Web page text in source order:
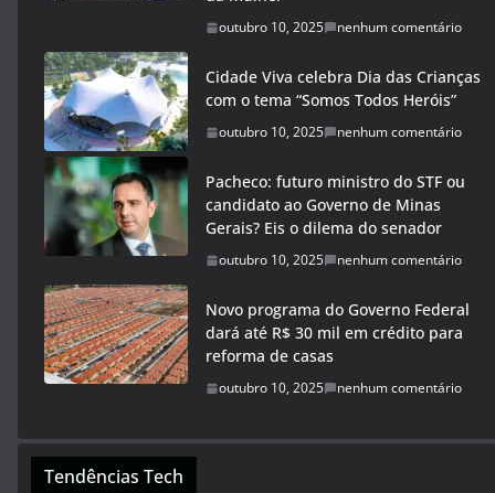
outubro 10, 2025 nenhum comentário
Cidade Viva celebra Dia das Crianças
com o tema “Somos Todos Heróis”
outubro 10, 2025 nenhum comentário
Pacheco: futuro ministro do STF ou
candidato ao Governo de Minas
Gerais? Eis o dilema do senador
outubro 10, 2025 nenhum comentário
Novo programa do Governo Federal
dará até R$ 30 mil em crédito para
reforma de casas
outubro 10, 2025 nenhum comentário
Tendências Tech